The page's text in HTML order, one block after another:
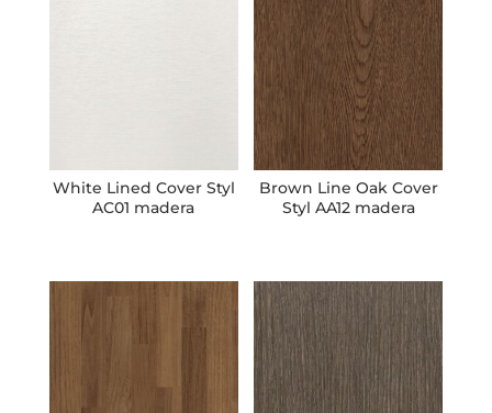
White Lined Cover Styl
AC01 madera
Brown Line Oak Cover
Styl AA12 madera